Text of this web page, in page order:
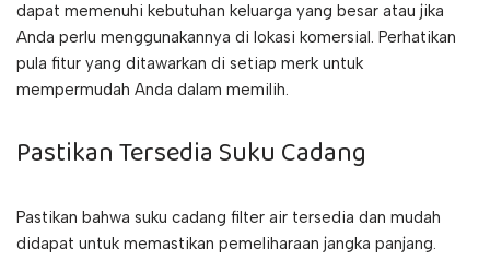
dapat memenuhi kebutuhan keluarga yang besar atau jika
Anda perlu menggunakannya di lokasi komersial. Perhatikan
pula fitur yang ditawarkan di setiap merk untuk
mempermudah Anda dalam memilih.
Pastikan Tersedia Suku Cadang
Pastikan bahwa suku cadang filter air tersedia dan mudah
didapat untuk memastikan pemeliharaan jangka panjang.